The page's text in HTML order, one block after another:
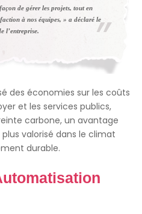
de gérer les projets, tout en
à nos équipes, » a déclaré le
l’entreprise.
des économies sur les coûts
et les services publics,
carbone, un avantage
valorisé dans le climat
durable.